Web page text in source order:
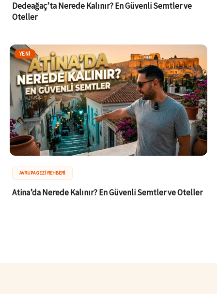
Dedeağaç’ta Nerede Kalınır? En Güvenli Semtler ve
Oteller
YENI
AVRUPA GEZI REHBERI
Atina’da Nerede Kalınır? En Güvenli Semtler ve Oteller